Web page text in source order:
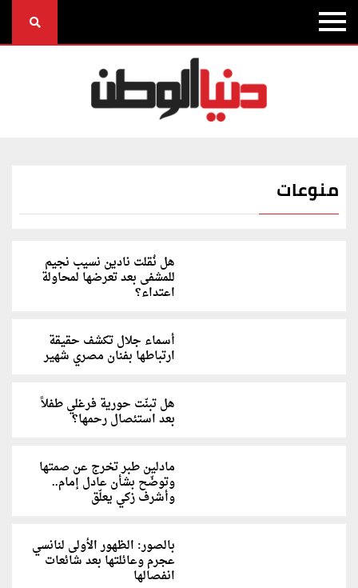
منوعات
هل نُقلت نادين نسيب نجيم
للمشفى بعد تعرضها لمحاولة
اعتداء؟
أسماء جلال تكشف حقيقة
ارتباطها بفنان مصري شهير
هل تبنّت حورية فرغلي طفلاً
بعد استئصال رحمها؟
مادلين طبر تخرج عن صمتها
وتوضّح بشأن عادل إمام..
وأشرف زكي يعلّق
بالصور: الظهور الأولى لنانسي
عجرم وعائلتها بعد شائعات
انفصالها